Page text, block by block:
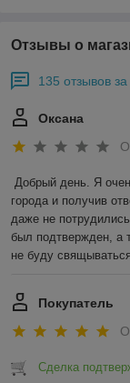
Отзывы о
135 отзывов
Оксана
Добрый день. Я
города и получив
даже не
был подтвержден, а
не буду
Покупатель
Сделка